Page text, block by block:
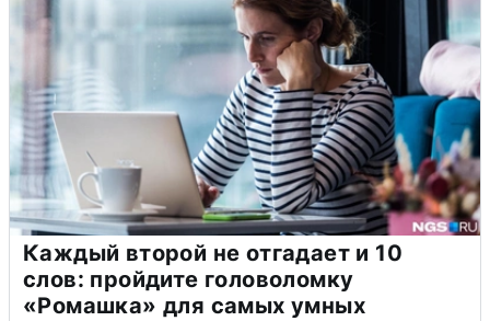
Каждый второй не отгадает и 10
слов: пройдите головоломку
«Ромашка» для самых умных